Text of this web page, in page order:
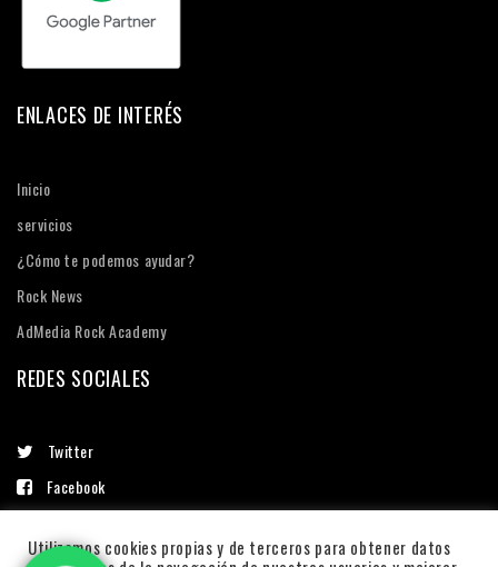
ENLACES DE INTERÉS
Inicio
servicios
¿Cómo te podemos ayudar?
Rock News
AdMedia Rock Academy
REDES SOCIALES
Twitter
Facebook
Instagram
Utilizamos cookies propias y de terceros para obtener datos